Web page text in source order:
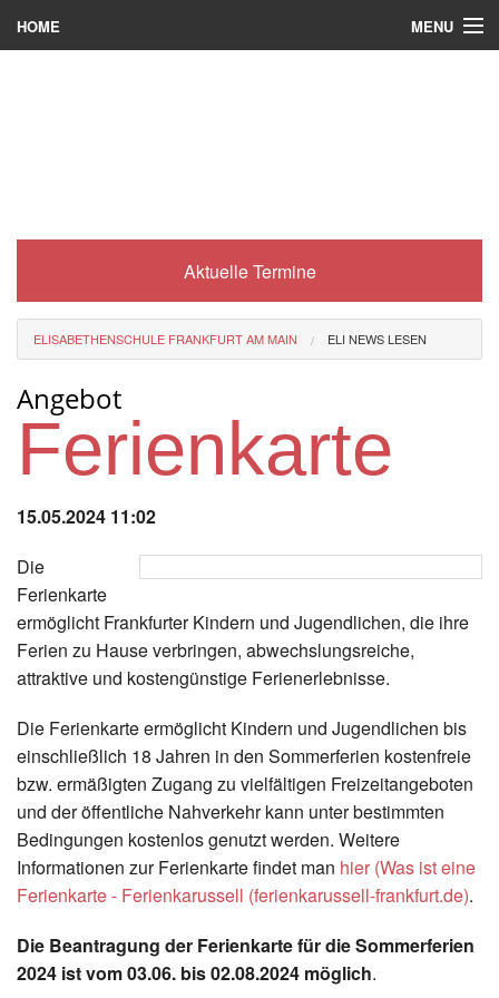
HOME MENU
Eli-Portal
Berufsorientierung
Förderverein
Instagram
Los
Aktuelle Termine
ELISABETHENSCHULE FRANKFURT AM MAIN ELI NEWS LESEN
Angebot
Ferienkarte
15.05.2024 11:02
Die
Ferienkarte
ermöglicht Frankfurter Kindern und Jugendlichen, die ihre
Ferien zu Hause verbringen, abwechslungsreiche,
attraktive und kostengünstige Ferienerlebnisse.
Die Ferienkarte ermöglicht Kindern und Jugendlichen bis
einschließlich 18 Jahren in den Sommerferien kostenfreie
bzw. ermäßigten Zugang zu vielfältigen Freizeitangeboten
und der öffentliche Nahverkehr kann unter bestimmten
Bedingungen kostenlos genutzt werden. Weitere
Informationen zur Ferienkarte findet man hier (Was ist eine
Ferienkarte - Ferienkarussell (ferienkarussell-frankfurt.de).
Die Beantragung der Ferienkarte für die Sommerferien
2024 ist vom 03.06. bis 02.08.2024 möglich.